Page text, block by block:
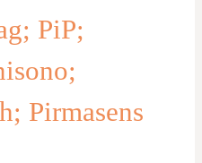
PiP;
Pirmasens